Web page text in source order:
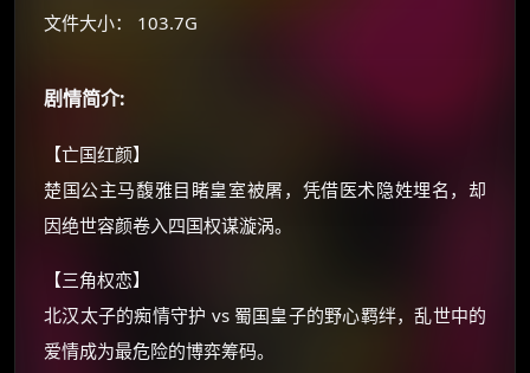
文件大小： 103.7G
剧情简介:
【亡国红颜】
楚国公主马馥雅目睹皇室被屠，凭借医术隐姓埋名，却
因绝世容颜卷入四国权谋漩涡。
【三角权恋】
北汉太子的痴情守护 vs 蜀国皇子的野心羁绊，乱世中的
爱情成为最危险的博弈筹码。
朋友们辛苦了 💦
优惠券、活动红包，每日可领。
☕ 海外大侠？通过 Ko-fi 赐茶